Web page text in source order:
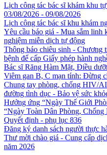
Lịch công tác bác sĩ khám khu
03/08/2026 - 09/08/2026
Lịch công tác bác sĩ khu khám
Yêu cầu báo giá - Mua sắm linh
nghiệm miễn dịch tự động
Thông báo chiêu sinh - Chương
bệnh để cấp Giấy phép hành
Bác sĩ Răng Hàm Mặt, Điều
Viêm gan B, C mạn tính: Đừng
Chung tay phòng, chống HIV/
đường tình dục - Bảo vệ sức
Hưởng ứng “Ngày Thế Giới
“Ngày Toàn Dân Phòng,
Quyết định - phụ lục 836
Đăng ký danh sách người thực
Thư mời chào giá - Cung cấp
năm 2026